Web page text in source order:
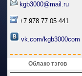
kgb3000@mail.ru
+7 978 77 05 441
vk.com/kgb3000com
Облако тэгов